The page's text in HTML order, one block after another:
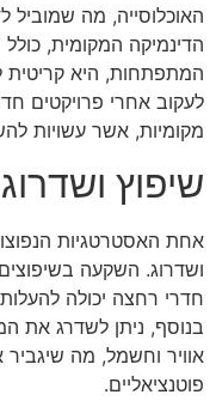
האוכלוסייה, מה שמוביל
הדינמיקה המקומית,
המתפתחות, היא
לעקוב אחרי פרויקטים
מקומיות, אשר עשויות
שיפוץ
אחת האסטרטגיות
ושדרוג. השקעה
חדרי רחצה יכולה
בנוסף, ניתן לשדרג את
אוויר וחשמל, מה שיגביר
פוטנציאליים.